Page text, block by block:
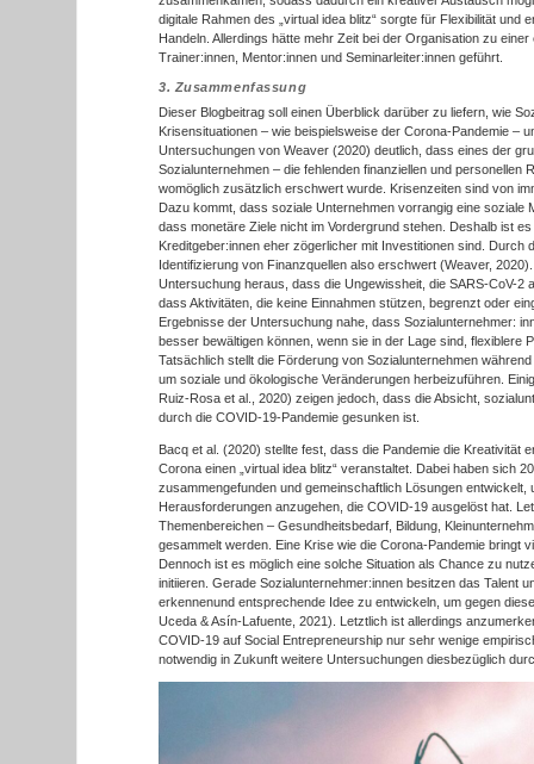
digitale Rahmen des „virtual idea blitz“ sorgte für Flexibilität und
Handeln. Allerdings hätte mehr Zeit bei der Organisation zu
Trainer:innen, Mentor:innen und Seminarleiter:innen geführt.
3. Zusammenfassung
Dieser Blogbeitrag soll einen Überblick darüber zu liefern, wie
Krisensituationen – wie beispielsweise der Corona-Pandemie –
Untersuchungen von Weaver (2020) deutlich, dass eines der
Sozialunternehmen – die fehlenden finanziellen und personellen
womöglich zusätzlich erschwert wurde. Krisenzeiten sind von
Dazu kommt, dass soziale Unternehmen vorrangig eine soziale
dass monetäre Ziele nicht im Vordergrund stehen. Deshalb ist
Kreditgeber:innen eher zögerlicher mit Investitionen sind. Durch
Identifizierung von Finanzquellen also erschwert (Weaver,
Untersuchung heraus, dass die Ungewissheit, die SARS-CoV-2
dass Aktivitäten, die keine Einnahmen stützen, begrenzt oder
Ergebnisse der Untersuchung nahe, dass Sozialunternehmer:
besser bewältigen können, wenn sie in der Lage sind, flexiblere
Tatsächlich stellt die Förderung von Sozialunternehmen
um soziale und ökologische Veränderungen herbeizuführen.
Ruiz-Rosa et al., 2020) zeigen jedoch, dass die Absicht,
durch die COVID-19-Pandemie gesunken ist.
Bacq et al. (2020) stellte fest, dass die Pandemie die Kreativität
Corona einen „virtual idea blitz“ veranstaltet. Dabei haben sich
zusammengefunden und gemeinschaftlich Lösungen entwickelt,
Herausforderungen anzugehen, die COVID-19 ausgelöst hat.
Themenbereichen – Gesundheitsbedarf, Bildung,
gesammelt werden. Eine Krise wie die Corona-Pandemie bringt
Dennoch ist es möglich eine solche Situation als Chance zu
initiieren. Gerade Sozialunternehmer:innen besitzen das Talent
erkennenund entsprechende Idee zu entwickeln, um gegen
Uceda & Asín-Lafuente, 2021). Letztlich ist allerdings
COVID-19 auf Social Entrepreneurship nur sehr wenige
notwendig in Zukunft weitere Untersuchungen diesbezüglich